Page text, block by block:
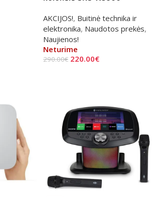
AKCIJOS!, Buitinė technika ir
elektronika, Naudotos prekės,
Naujienos!
Neturime
290.00€ 220.00€